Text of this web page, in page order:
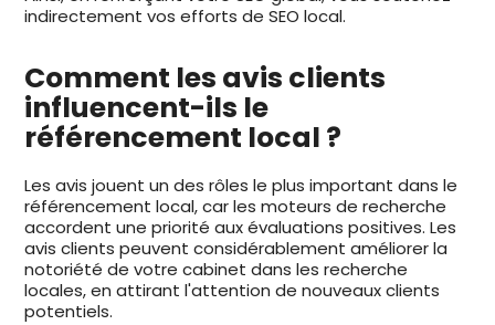
indirectement vos efforts de SEO local.
Comment les avis clients
influencent-ils le
référencement local ?
Les avis jouent un des rôles le plus important dans le
référencement local, car les moteurs de recherche
accordent une priorité aux évaluations positives. Les
avis clients peuvent considérablement améliorer la
notoriété de votre cabinet dans les recherche
locales, en attirant l'attention de nouveaux clients
potentiels.